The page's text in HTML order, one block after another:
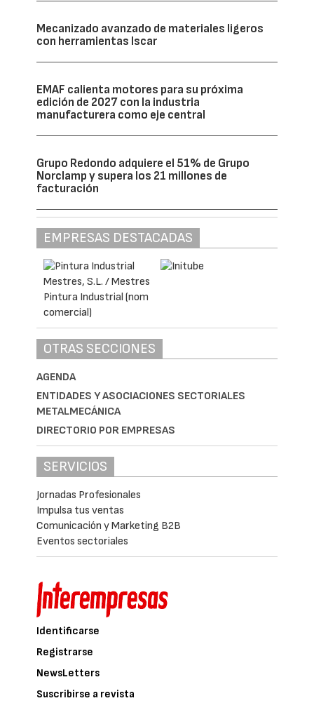
consumidores, administraciones públicas y
gestores de residuos— para que Sigaus y
Genci sigan siendo motores de
sostenibilidad y aprovechamiento eficiente
de los recursos en España” –afirma el nuevo
presidente de Sigaus y Genci.
Buenaventura González del Campo, quien ha
ejercido la presidencia de Sigaus desde 2017
y de Genci desde 2022, representando a la
compañía Enilive Iberia, S.L.U. (antes Eni
Iberia).
ver/escribir comentarios
REVISTAS
PRODUCTOS DESTACADOS